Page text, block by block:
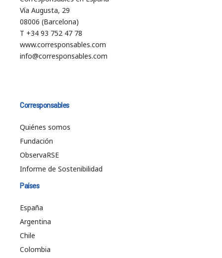
Vía Augusta, 29
08006 (Barcelona)
T +34 93 752 47 78
www.corresponsables.com
info@corresponsables.com
Corresponsables
Quiénes somos
Fundación
ObservaRSE
Informe de Sostenibilidad
Países
España
Argentina
Chile
Colombia